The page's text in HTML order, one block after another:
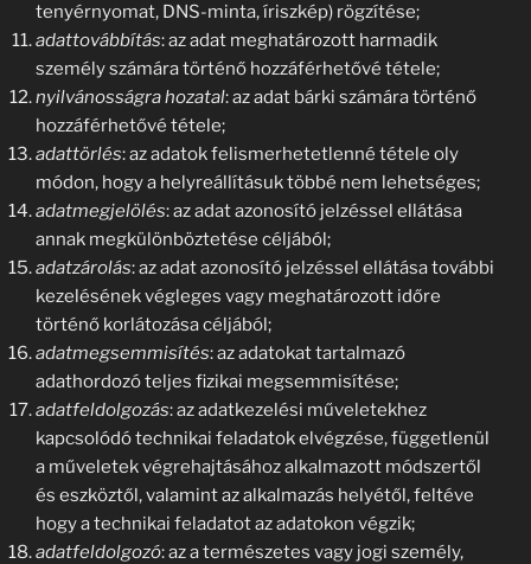
tenyérnyomat, DNS-minta, íriszkép) rögzítése;
adattovábbítás: az adat meghatározott harmadik
személy számára történő hozzáférhetővé tétele;
nyilvánosságra hozatal: az adat bárki számára történő
hozzáférhetővé tétele;
adattörlés: az adatok felismerhetetlenné tétele oly
módon, hogy a helyreállításuk többé nem lehetséges;
adatmegjelölés: az adat azonosító jelzéssel ellátása
annak megkülönböztetése céljából;
adatzárolás: az adat azonosító jelzéssel ellátása további
kezelésének végleges vagy meghatározott időre
történő korlátozása céljából;
adatmegsemmisítés: az adatokat tartalmazó
adathordozó teljes fizikai megsemmisítése;
adatfeldolgozás: az adatkezelési műveletekhez
kapcsolódó technikai feladatok elvégzése, függetlenül
a műveletek végrehajtásához alkalmazott módszertől
és eszköztől, valamint az alkalmazás helyétől, feltéve
hogy a technikai feladatot az adatokon végzik;
adatfeldolgozó: az a természetes vagy jogi személy,